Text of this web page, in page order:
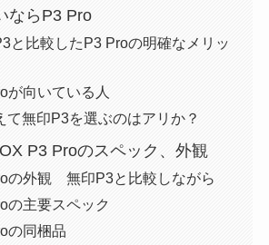
ならP3 Pro
と比較したP3 Proの明確なメリッ
が向いている人
て無印P3を選ぶのはアリか？
P3 Proのスペック、外観
の外観 無印P3と比較しながら
の主要スペック
の同梱品